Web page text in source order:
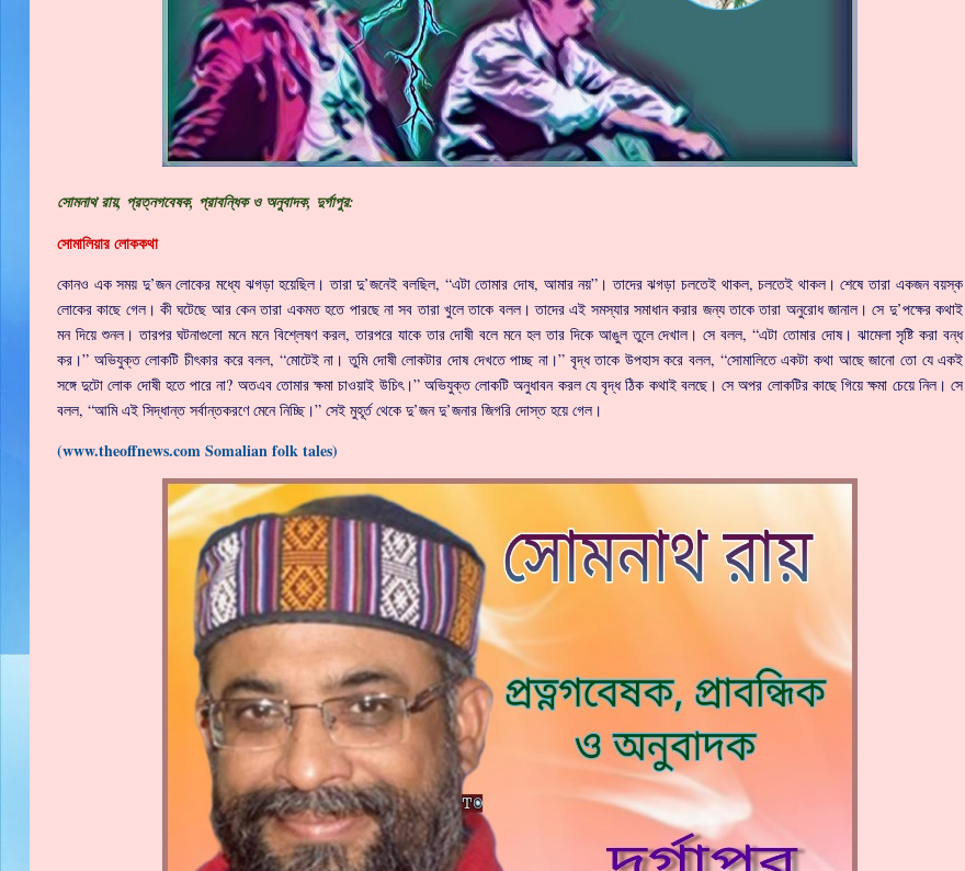
সোমনাথ রায়, প্রত্নগবেষক, প্রাবন্ধিক ও অনুবাদক, দুর্গাপুর:
সোমালিয়ার লোককথা
কোনও এক সময় দু’জন লোকের মধ্যে ঝগড়া হয়েছিল। তারা দু’জনেই বলছিল, “এটা তোমার দোষ, আমার নয়”। তাদের ঝগড়া চলতেই থাকল, চলতেই থাকল। শেষে তারা একজন বয়স্ক
লোকের কাছে গেল। কী ঘটেছে আর কেন তারা একমত হতে পারছে না সব তারা খুলে তাকে বলল। তাদের এই সমস্যার সমাধান করার জন্য তাকে তারা অনুরোধ জানাল। সে দু’পক্ষের কথাই
মন দিয়ে শুনল। তারপর ঘটনাগুলো মনে মনে বিশ্লেষণ করল, তারপরে যাকে তার দোষী বলে মনে হল তার দিকে আঙুল তুলে দেখাল। সে বলল, “এটা তোমার দোষ। ঝামেলা সৃষ্টি করা বন্ধ
কর।” অভিযুক্ত লোকটি চীৎকার করে বলল, “মোটেই না। তুমি দোষী লোকটার দোষ দেখতে পাচ্ছ না।” বৃদ্ধ তাকে উপহাস করে বলল, “সোমালিতে একটা কথা আছে জানো তো যে একই
সঙ্গে দুটো লোক দোষী হতে পারে না? অতএব তোমার ক্ষমা চাওয়াই উচিৎ।” অভিযুক্ত লোকটি অনুধাবন করল যে বৃদ্ধ ঠিক কথাই বলছে। সে অপর লোকটির কাছে গিয়ে ক্ষমা চেয়ে নিল। সে
বলল, “আমি এই সিদ্ধান্ত সর্বান্তকরণে মেনে নিচ্ছি।” সেই মুহূর্ত থেকে দু’জন দু’জনার জিগরি দোস্ত হয়ে গেল।
(www.theoffnews.com Somalian folk tales)